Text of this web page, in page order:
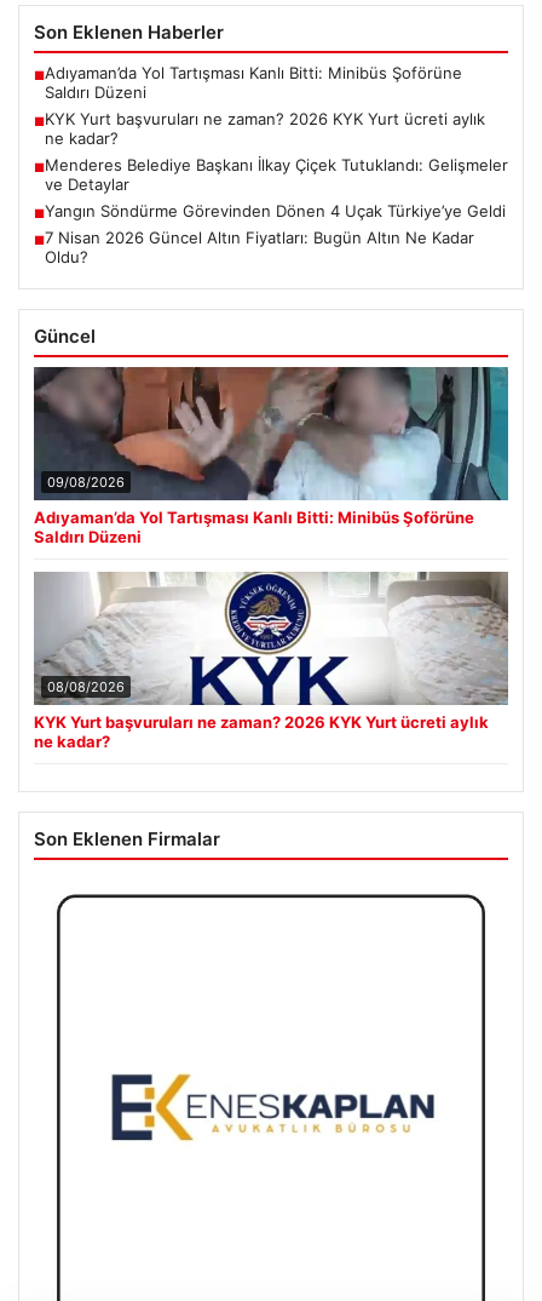
Son Eklenen Haberler
■Adıyaman’da Yol Tartışması Kanlı Bitti: Minibüs Şoförüne
Saldırı Düzeni
■KYK Yurt başvuruları ne zaman? 2026 KYK Yurt ücreti aylık
ne kadar?
■Menderes Belediye Başkanı İlkay Çiçek Tutuklandı: Gelişmeler
ve Detaylar
■Yangın Söndürme Görevinden Dönen 4 Uçak Türkiye’ye Geldi
■7 Nisan 2026 Güncel Altın Fiyatları: Bugün Altın Ne Kadar
Oldu?
Güncel
09/08/2026
Adıyaman’da Yol Tartışması Kanlı Bitti: Minibüs Şoförüne
Saldırı Düzeni
08/08/2026
KYK Yurt başvuruları ne zaman? 2026 KYK Yurt ücreti aylık
ne kadar?
Son Eklenen Firmalar